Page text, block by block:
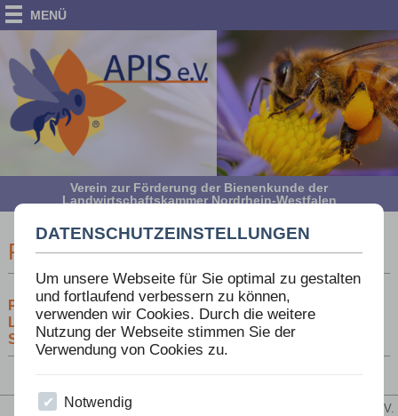
DATENSCHUTZEINSTELLUNGEN
Um unsere Webseite für Sie optimal zu gestalten
und fortlaufend verbessern zu können,
verwenden wir Cookies. Durch die weitere
Nutzung der Webseite stimmen Sie der
Verwendung von Cookies zu.
Notwendig
MENÜ
Verein zur Förderung der Bienenkunde der
Landwirtschaftskammer Nordrhein-Westfalen
PRESSEMITTEILUNG 2005
PRESSEMELDUNGEN ZUR HONIGBEWERTUNG DES
LANDESVERBANDES WESTF. U. LIPP. IMKER 8.-10.
SEPT. 2006
© 2004 - 2026 APIS e.V.